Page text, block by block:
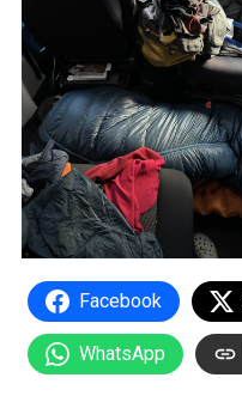
Facebook
WhatsApp